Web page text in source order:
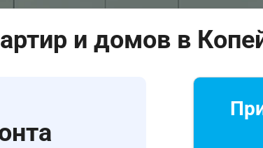
и домов в